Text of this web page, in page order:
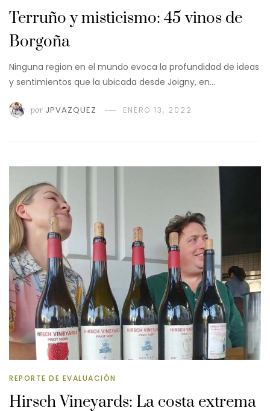
Terruño y misticismo: 45 vinos de
Borgoña
Ninguna region en el mundo evoca la profundidad de ideas
y sentimientos que la ubicada desde Joigny, en…
por JPVAZQUEZ ENERO 13, 2022
REPORTE DE EVALUACIÓN
Hirsch Vineyards: La costa extrema